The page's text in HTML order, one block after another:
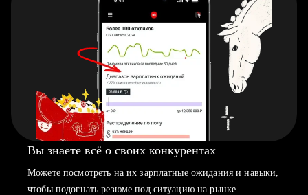
Вы знаете всё о своих конкурентах
Можете посмотреть на их зарплатные ожидания и навыки,
чтобы подогнать резюме под ситуацию на рынке